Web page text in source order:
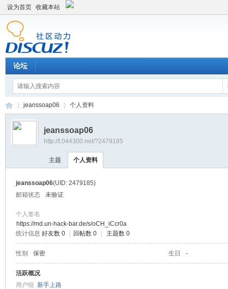
设为首页 收藏本站
论坛
›
jeanssoap06 个人资料
jeanssoap06
http://t.044300.net/?2479185
主题 个人资料
jeanssoap06(UID: 2479185)
邮箱状态
未验证
个人签名
https://md.un-hack-bar.de/s/oCH_iCcr0a
统计信息 好友数 0 回帖数 0 主题数 0
性别 保密 生日 -
活跃概况
用户组 新手上路